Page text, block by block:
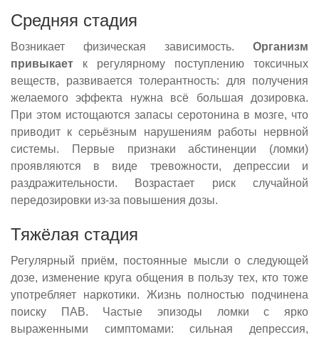
Средняя стадия
Возникает физическая зависимость. Организм
привыкает к регулярному поступлению токсичных
веществ, развивается толерантность: для получения
желаемого эффекта нужна всё большая дозировка.
При этом истощаются запасы серотонина в мозге, что
приводит к серьёзным нарушениям работы нервной
системы. Первые признаки абстиненции (ломки)
проявляются в виде тревожности, депрессии и
раздражительности. Возрастает риск случайной
передозировки из-за повышения дозы.
Тяжёлая стадия
Регулярный приём, постоянные мысли о следующей
дозе, изменение круга общения в пользу тех, кто тоже
употребляет наркотики. Жизнь полностью подчинена
поиску ПАВ. Частые эпизоды ломки с ярко
выраженными симптомами: сильная депрессия,